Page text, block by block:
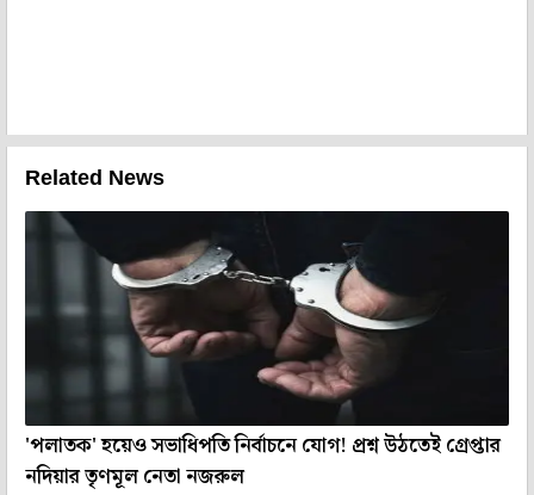
Related News
'পলাতক' হয়েও সভাধিপতি নির্বাচনে যোগ! প্রশ্ন উঠতেই গ্রেপ্তার
নদিয়ার তৃণমূল নেতা নজরুল